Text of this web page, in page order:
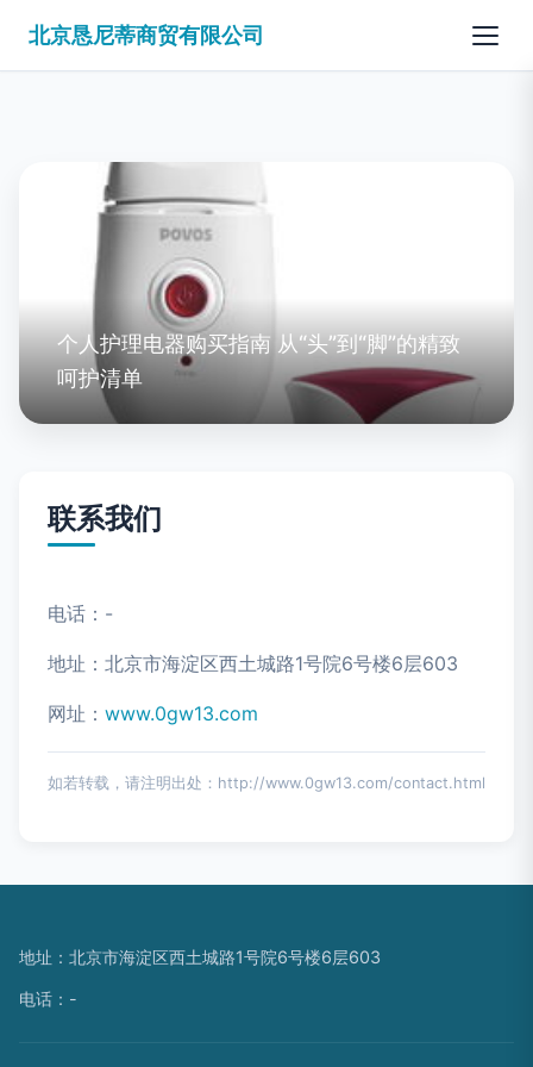
北京恳尼蒂商贸有限公司
个人护理电器购买指南 从“头”到“脚”的精致
呵护清单
联系我们
电话：-
地址：北京市海淀区西土城路1号院6号楼6层603
网址： www.0gw13.com
如若转载，请注明出处：http://www.0gw13.com/contact.html
地址：北京市海淀区西土城路1号院6号楼6层603
电话：-